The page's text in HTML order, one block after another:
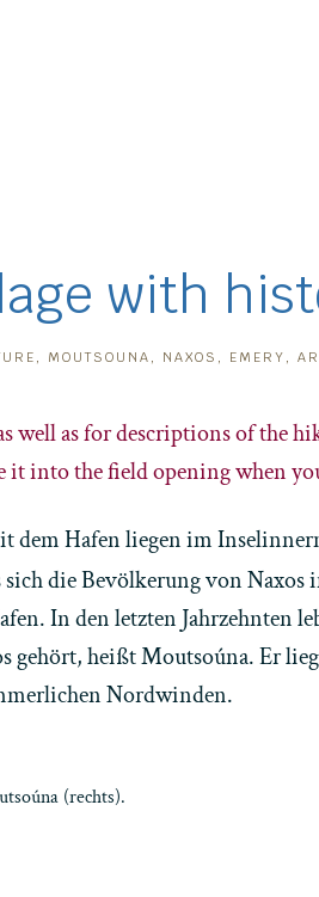
with
, MOUTSOUNA , NAXOS , EMERY ,
well as for descriptions of the
it into the field opening when
Hafen liegen im
die Bevölkerung von
In den letzten Jahrzehnten
gehört, heißt Moutsoúna. Er
Nordwinden.
(rechts).